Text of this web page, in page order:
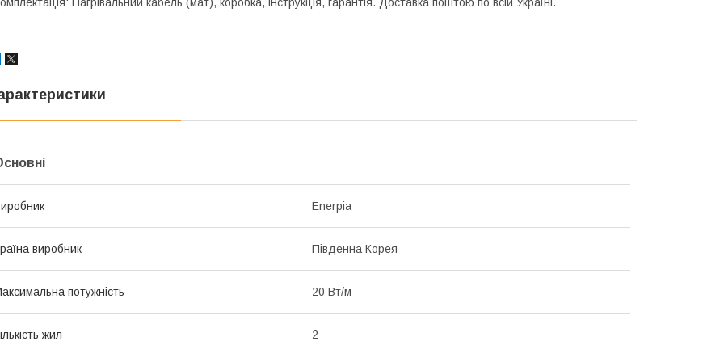
Нагрівальний кабель (мат), коробка, інструкція, гарантія. Доставка поштою по всій Україні.
Enerpia
виробник Південна Корея
потужність 20 Вт/м
жил 2